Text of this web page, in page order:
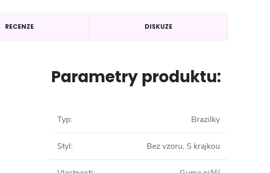
RECENZE DISKUZE
Parametry produktu:
Typ: Brazilky
Styl: Bez vzoru, S krajkou